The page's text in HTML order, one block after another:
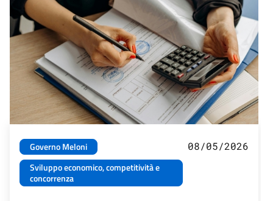
Governo Meloni
Sviluppo economico, competitività e
concorrenza
08/05/2026